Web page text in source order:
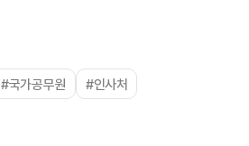
#국가공무원 #인사처